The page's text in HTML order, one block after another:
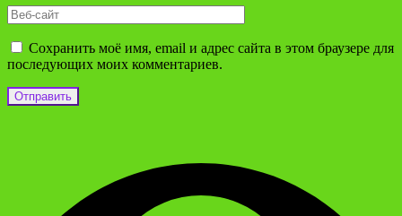
Сохранить моё имя, email и адрес сайта в этом браузере для
последующих моих комментариев.